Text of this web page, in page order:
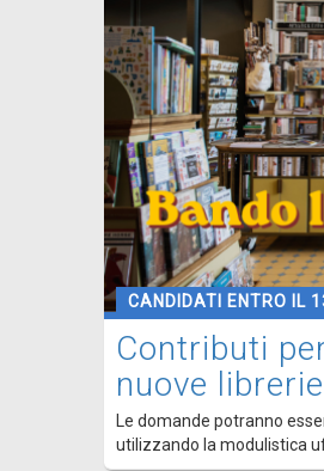
CANDIDATI ENTRO IL
Contributi
nuove librerie
Le domande potranno
utilizzando la modulistica